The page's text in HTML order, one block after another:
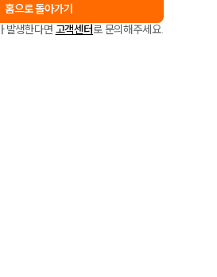
홈으로 돌아가기
발생한다면 고객센터로 문의해주세요.